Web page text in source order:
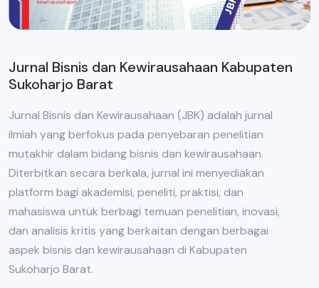
Jurnal Bisnis dan Kewirausahaan Kabupaten
Sukoharjo Barat
Jurnal Bisnis dan Kewirausahaan (JBK) adalah jurnal
ilmiah yang berfokus pada penyebaran penelitian
mutakhir dalam bidang bisnis dan kewirausahaan.
Diterbitkan secara berkala, jurnal ini menyediakan
platform bagi akademisi, peneliti, praktisi, dan
mahasiswa untuk berbagi temuan penelitian, inovasi,
dan analisis kritis yang berkaitan dengan berbagai
aspek bisnis dan kewirausahaan di Kabupaten
Sukoharjo Barat.